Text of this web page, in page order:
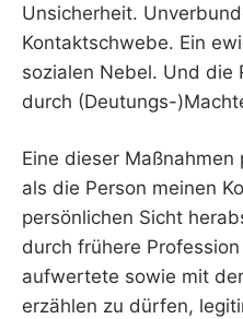
Unsicherheit.
Kontaktschwebe. Ein
sozialen Nebel. Und die
durch (Deutungs-
Eine dieser
als die Person meinen
persönlichen Sicht
durch frühere
aufwertete sowie mit
erzählen zu dürfen,